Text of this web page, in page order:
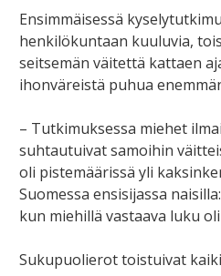
Ensimmäisessä
henkilökuntaan kuuluvia,
seitsemän väitettä kattaen
ihonväreistä puhua
– Tutkimuksessa miehet
suhtautuivat samoihin
oli pistemäärissä yli
Suomessa ensisijassa
kun miehillä vastaava luku
Sukupuolierot toistuivat